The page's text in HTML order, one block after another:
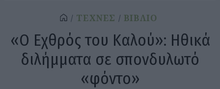
ΤΕΧΝΕΣ ΒΙΒΛΙΟ
«Ο Εχθρός του Καλού»: Ηθικά
διλήμματα σε σπονδυλωτό
«φόντο»